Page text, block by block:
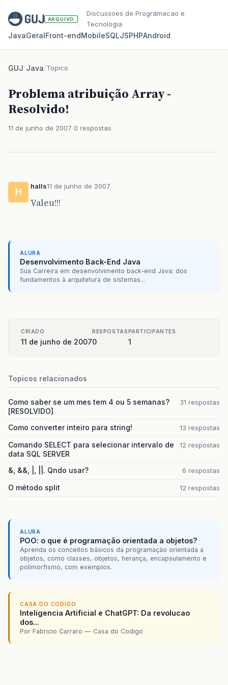
ARQUIVO
Discussoes de Programacao e
Tecnologia
JavaGeralFront‑endMobileSQLJSPHPAndroid
GUJ/Java/Topico
Problema atribuição Array -
Resolvido!
11 de junho de 2007 0 respostas
H
halls11 de junho de 2007
Valeu!!!
ALURA
Desenvolvimento Back-End Java
Sua Carreira em desenvolvimento back-end Java: dos
fundamentos à arquitetura de sistemas...
CRIADO
11 de junho de 2007
RESPOSTAS
0
PARTICIPANTES
1
Topicos relacionados
Como saber se um mes tem 4 ou 5 semanas?
[RESOLVIDO]
31 respostas
Como converter inteiro para string! 13 respostas
Comando SELECT para selecionar intervalo de
data SQL SERVER
12 respostas
&, &&, |, ||. Qndo usar? 6 respostas
O método split 12 respostas
ALURA
POO: o que é programação orientada a objetos?
Aprenda os conceitos básicos da programação orientada a
objetos, como classes, objetos, herança, encapsulamento e
polimorfismo, com exemplos.
CASA DO CODIGO
Inteligencia Artificial e ChatGPT: Da revolucao
dos...
Por Fabricio Carraro — Casa do Codigo